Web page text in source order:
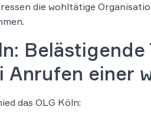
die wohltätige
Anrufen einer
das OLG Köln: